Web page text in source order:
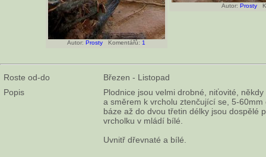
Autor: Prosty Komentářů: 1
Autor: Prosty
Roste od-do
Březen - Listopad
Popis
Plodnice jsou velmi drobné, niťovité,
a směrem k vrcholu ztenčující se, 5-
báze až do dvou třetin délky jsou dospělé
vrcholku v mládí bílé.
Uvnitř dřevnaté a bílé.